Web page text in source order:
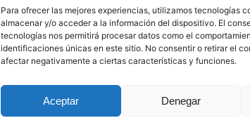
Para ofrecer las mejores experiencias, utilizamos tecnologías
almacenar y/o acceder a la información del dispositivo. El
tecnologías nos permitirá procesar datos como el
identificaciones únicas en este sitio. No consentir o retirar el
afectar negativamente a ciertas características y funciones.
Aceptar Denegar